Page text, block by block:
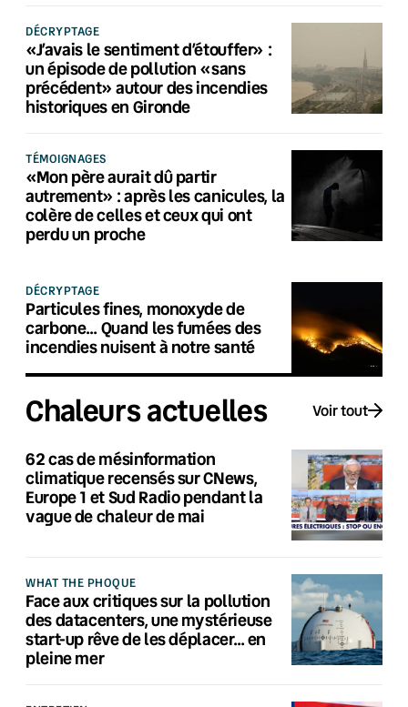
DÉCRYPTAGE
«J’avais le sentiment d’étouffer» :
un épisode de pollution «sans
précédent» autour des incendies
historiques en Gironde
TÉMOIGNAGES
«Mon père aurait dû partir
autrement» : après les canicules, la
colère de celles et ceux qui ont
perdu un proche
DÉCRYPTAGE
Particules fines, monoxyde de
carbone… Quand les fumées des
incendies nuisent à notre santé
Chaleurs actuelles Voir tout
62 cas de mésinformation
climatique recensés sur CNews,
Europe 1 et Sud Radio pendant la
vague de chaleur de mai
WHAT THE PHOQUE
Face aux critiques sur la pollution
des datacenters, une mystérieuse
start-up rêve de les déplacer… en
pleine mer